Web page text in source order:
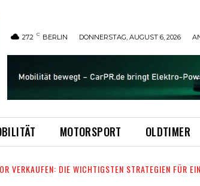
27.2 C BERLIN DONNERSTAG, AUGUST 6, 2026
MOTORSPORT OLDTIMER
VERKAUFEN: DIE WICHTIGSTEN STRATEGIEN FÜR